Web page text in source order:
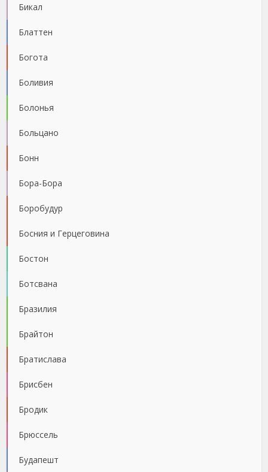
Бикал
Блаттен
Богота
Боливия
Болонья
Больцано
Бонн
Бора-Бора
Боробудур
Босния и Герцеговина
Бостон
Ботсвана
Бразилия
Брайтон
Братислава
Брисбен
Бродик
Брюссель
Будапешт